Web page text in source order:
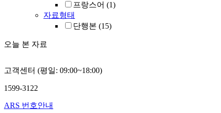
프랑스어 (1)
자료형태
단행본 (15)
오늘 본 자료
고객센터 (평일: 09:00~18:00)
1599-3122
ARS 번호안내